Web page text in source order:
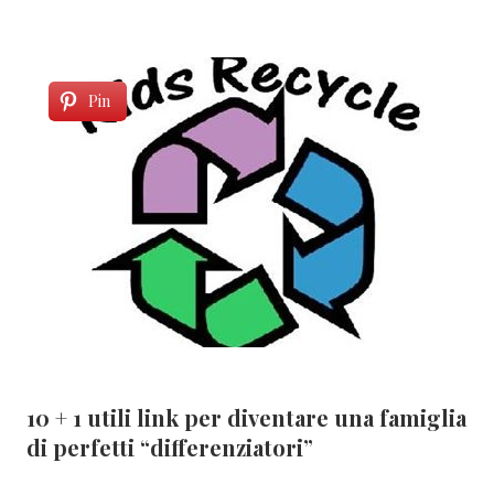
Pin
10 + 1 utili link per diventare una famiglia
di perfetti “differenziatori”